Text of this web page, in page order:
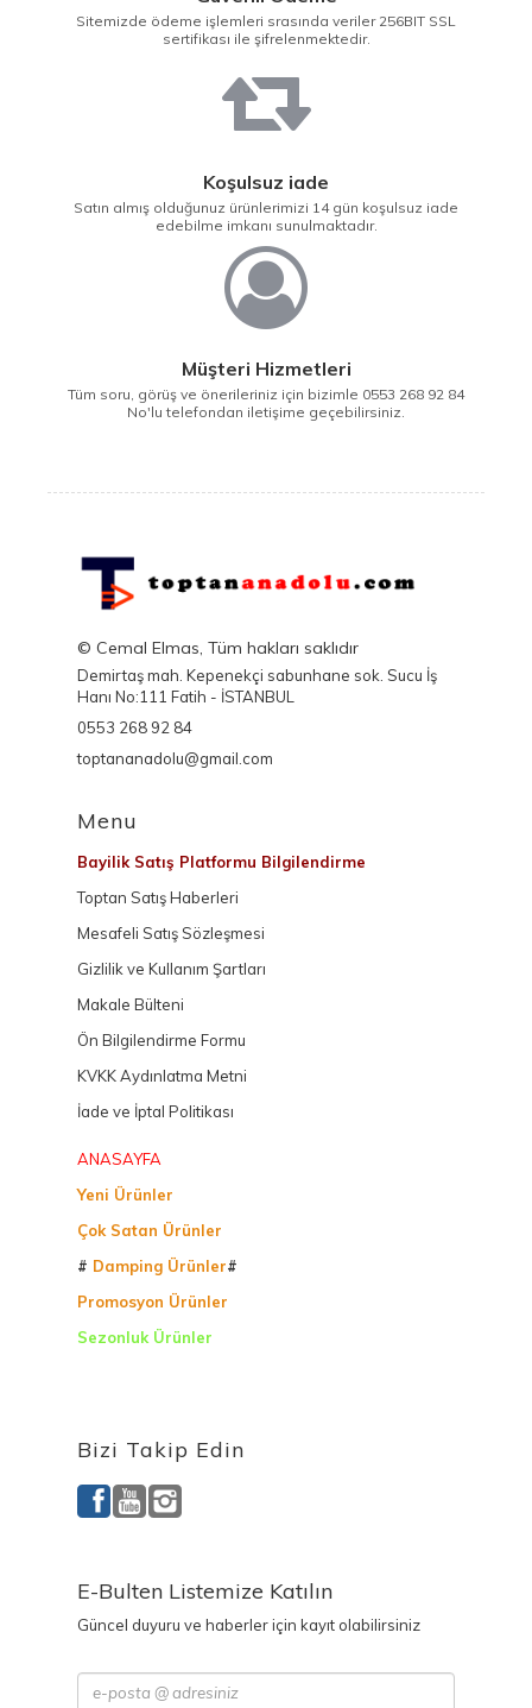
Sitemizde ödeme işlemleri srasında veriler 256BIT SSL
sertifikası ile şifrelenmektedir.
Koşulsuz iade
Satın almış olduğunuz ürünlerimizi 14 gün koşulsuz iade
edebilme imkanı sunulmaktadır.
Müşteri Hizmetleri
Tüm soru, görüş ve önerileriniz için bizimle 0553 268 92 84
No'lu telefondan iletişime geçebilirsiniz.
© Cemal Elmas, Tüm hakları saklıdır
Demirtaş mah. Kepenekçi sabunhane sok. Sucu İş
Hanı No:111 Fatih - İSTANBUL
0553 268 92 84
toptananadolu@gmail.com
Menu
Bayilik Satış Platformu Bilgilendirme
Toptan Satış Haberleri
Mesafeli Satış Sözleşmesi
Gizlilik ve Kullanım Şartları
Makale Bülteni
Ön Bilgilendirme Formu
KVKK Aydınlatma Metni
İade ve İptal Politikası
ANASAYFA
Yeni Ürünler
Çok Satan Ürünler
# Damping Ürünler#
Promosyon Ürünler
Sezonluk Ürünler
Bizi Takip Edin
E-Bulten Listemize Katılın
Güncel duyuru ve haberler için kayıt olabilirsiniz